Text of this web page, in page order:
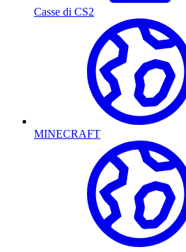
Casse di CS2
MINECRAFT